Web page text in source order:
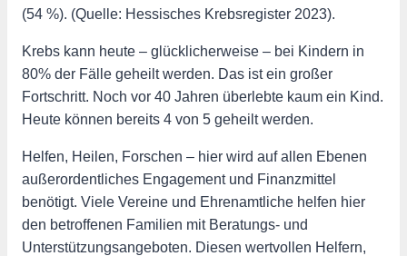
(54 %). (Quelle: Hessisches Krebsregister 2023).
Krebs kann heute – glücklicherweise – bei Kindern in
80% der Fälle geheilt werden. Das ist ein großer
Fortschritt. Noch vor 40 Jahren überlebte kaum ein Kind.
Heute können bereits 4 von 5 geheilt werden.
Helfen, Heilen, Forschen – hier wird auf allen Ebenen
außerordentliches Engagement und Finanzmittel
benötigt. Viele Vereine und Ehrenamtliche helfen hier
den betroffenen Familien mit Beratungs- und
Unterstützungsangeboten. Diesen wertvollen Helfern,